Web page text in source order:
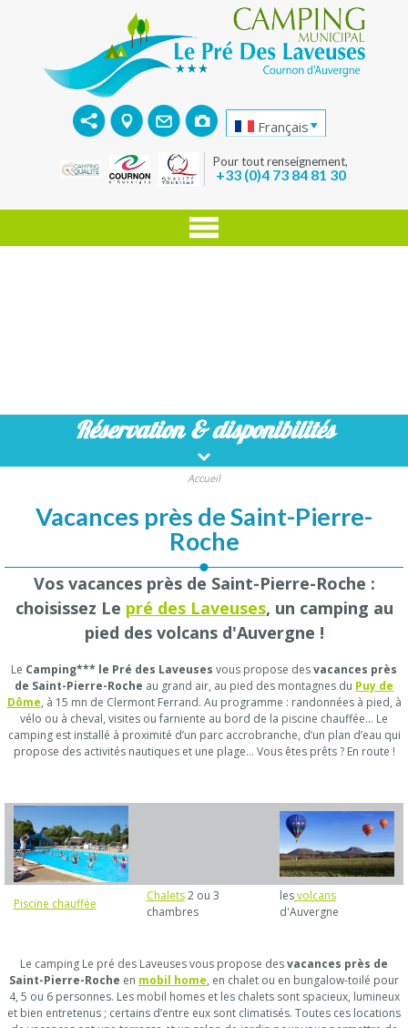
Français
Pour tout renseignement,
+33 (0)4 73 84 81 30
Réservation & disponibilités
Accueil
Vacances près de Saint-Pierre-
Roche
Vos vacances près de Saint-Pierre-Roche :
choisissez Le pré des Laveuses, un camping au
pied des volcans d'Auvergne !
Le Camping*** le Pré des Laveuses vous propose desvacances près
de Saint-Pierre-Roche au grand air, au pied des montagnes du Puy de
Dôme, à 15 mn de Clermont Ferrand. Au programme : randonnées à pied, à
vélo ou à cheval, visites ou farniente au bord de la piscine chauffée… Le
camping est installé à proximité d’un parc accrobranche, d’un plan d’eau qui
propose des activités nautiques et une plage… Vous êtes prêts ? En route !
Piscine chauffée
Chalets2 ou 3
chambres
lesvolcans
d'Auvergne
Le camping Le pré des Laveuses vous propose desvacances près de
Saint-Pierre-Roche en mobil home, en chalet ou en bungalow-toilé pour
4, 5 ou 6 personnes. Les mobil homes et les chalets sont spacieux, lumineux
et bien entretenus ; certains d’entre eux sont climatisés. Toutes ces locations